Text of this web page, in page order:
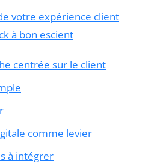
votre expérience client
à bon escient
centrée sur le client
comme levier
à intégrer